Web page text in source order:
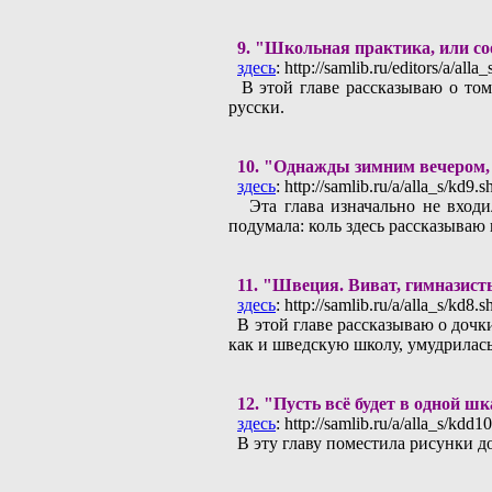
9. "Школьная практика, или
здесь: http://samlib.ru/editors/a/
В этой главе рассказываю о
русски.
10. "Однажды зимним вечером,
здесь: http://samlib.ru/a/alla_s/
Эта глава изначально не
подумала: коль здесь
11. "Швеция. Bиват,
здесь: http://samlib.ru/a/alla_s/
В этой главе рассказываю о
как и шведскую школу,
12. "Пусть всё будет в одной
здесь: http://samlib.ru/a/alla_s/
В эту главу поместила рисунки